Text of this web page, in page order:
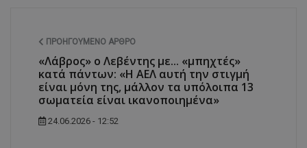
ΠΡΟΗΓΟΎΜΕΝΟ ΆΡΘΡΟ
«Λάβρος» ο Λεβέντης με... «μπηχτές»
κατά πάντων: «Η ΑΕΛ αυτή την στιγμή
είναι μόνη της, μάλλον τα υπόλοιπα 13
σωματεία είναι ικανοποιημένα»
24.06.2026 - 12:52